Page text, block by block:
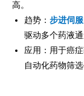
高。
趋势： 步进伺
驱动多个药液
应用：用于癌
自动化药物筛选